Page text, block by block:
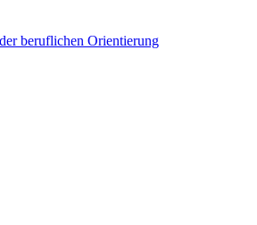
beruflichen Orientierung